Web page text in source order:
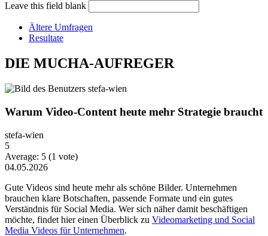
Leave this field blank
Ältere Umfragen
Resultate
DIE MUCHA-AUFREGER
Warum Video-Content heute mehr Strategie braucht
stefa-wien
5
Average: 5 (1 vote)
04.05.2026
Gute Videos sind heute mehr als schöne Bilder. Unternehmen
brauchen klare Botschaften, passende Formate und ein gutes
Verständnis für Social Media. Wer sich näher damit beschäftigen
möchte, findet hier einen Überblick zu Videomarketing und Social
Media Videos für Unternehmen.